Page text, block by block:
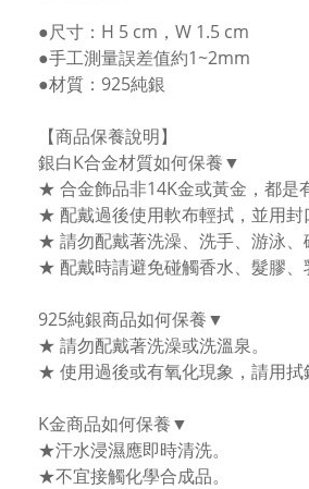
●尺寸：H 5 cm，W 1.5 cm
●手工測量誤差值約1~2mm
●材質：925純銀
【商品保養說明】
銀白K合金材質如何保養▼
★ 合金飾品非14K金或黃金，都是
★ 配戴過後使用軟布輕拭，並用
★ 請勿配戴著洗澡、洗手、游泳、
★ 配戴時請避免碰觸香水、髮膠、
925純銀商品如何保養▼
★ 請勿配戴著洗澡或洗溫泉。
★ 使用過後或有氧化現象，請用拭
K金商品如何保養▼
★汗水浸濕應即時清洗。
★不宜接觸化學合成品。